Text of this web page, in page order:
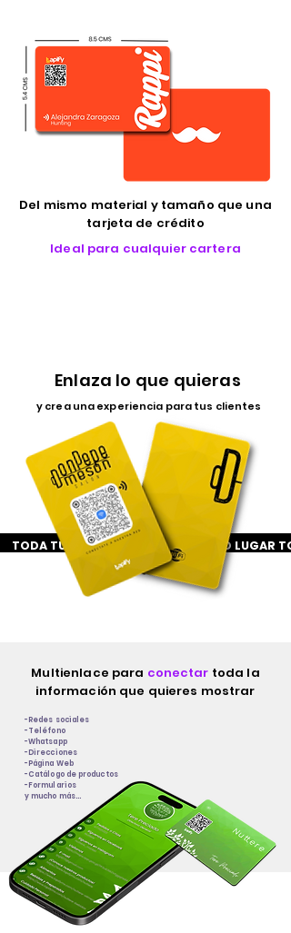
Del mismo material y tamaño que una
tarjeta de crédito
Ideal para cualquier cartera
Enlaza lo que quieras
TODA TU INFORMACIÓN EN UN SOLO LUGAR
y crea una experiencia para tus clientes
Multienlace para conectar toda la
información que quieres mostrar
-Redes sociales
-Teléfono
-Whatsapp
-Direcciones
-Página Web
-Catálogo de productos
-Formularios
y mucho más...